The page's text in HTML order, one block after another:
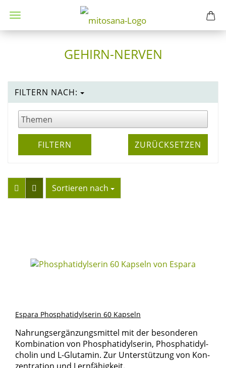
GEHIRN-NERVEN
FILTERN NACH:
FILTERN ZURÜCKSETZEN
Sortieren nach
Sortieren nach
Es­pa­ra Phos­pha­ti­dyl­se­rin 60 Kap­seln
Nah­rungs­er­gän­zungs­mit­tel mit der be­son­de­ren
Kom­bi­na­ti­on von Phos­pha­ti­dyl­se­rin, Phos­pha­ti­dyl­
cho­lin und L-​Glutamin. Zur Un­ter­stüt­zung von Kon­